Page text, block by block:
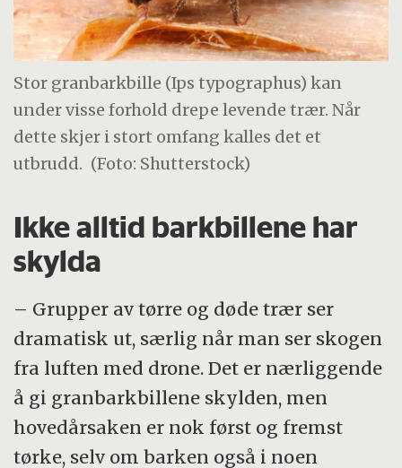
Stor granbarkbille (Ips typographus) kan
under visse forhold drepe levende trær. Når
dette skjer i stort omfang kalles det et
utbrudd. (Foto: Shutterstock)
Ikke alltid barkbillene har
skylda
– Grupper av tørre og døde trær ser
dramatisk ut, særlig når man ser skogen
fra luften med drone. Det er nærliggende
å gi granbarkbillene skylden, men
hovedårsaken er nok først og fremst
tørke, selv om barken også i noen